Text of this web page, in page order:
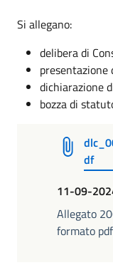
Si allegano:
delibera di
presentazione
dichiarazione
bozza di
df
11-09-
Allegato
formato pdf